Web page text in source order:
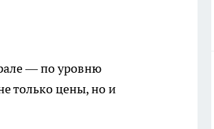
— по уровню
только цены, но и